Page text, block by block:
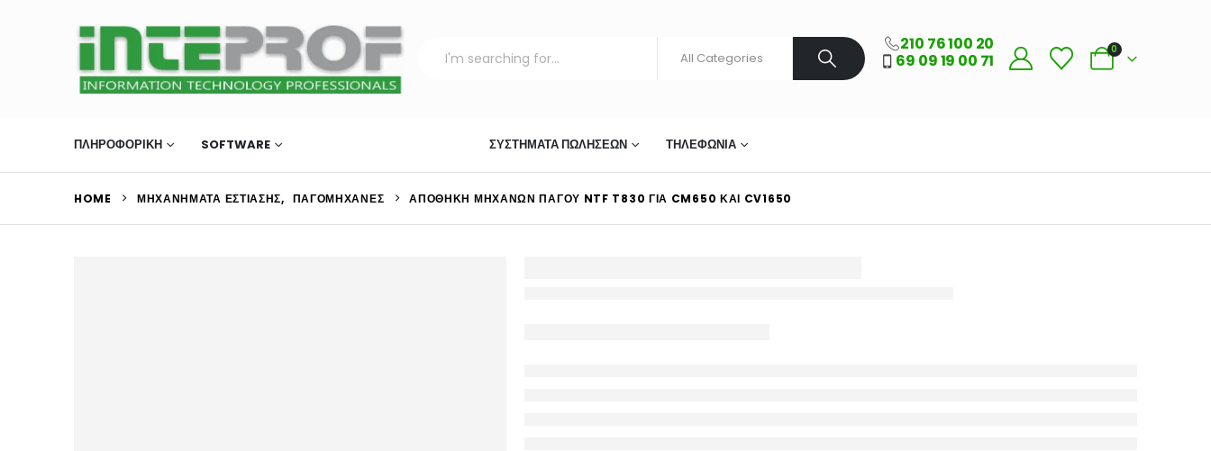
210 76 100 20
69 09 19 00 71
0
ΠΛΗΡΟΦΟΡΙΚΗ SOFTWARE ΣΥΣΤΉΜΑΤΑ ΠΩΛΉΣΕΩΝ ΤΗΛΕΦΩΝΊΑ
HOME ΜΗΧΑΝΉΜΑΤΑ ΕΣΤΊΑΣΗΣ, ΠΑΓΟΜΗΧΑΝΈΣ ΑΠΟΘΉΚΗ ΜΗΧΑΝΏΝ ΠΆΓΟΥ NTF T830 ΓΙΑ CM650 ΚΑΙ CV1650